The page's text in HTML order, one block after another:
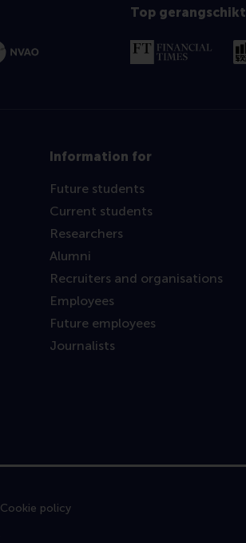
Top gerangschikt
Information for
Future students
Current students
Researchers
Alumni
Recruiters and organisations
Employees
Future employees
Journalists
Cookie policy